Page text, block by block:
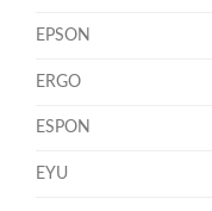
EPSON
ERGO
ESPON
EYU